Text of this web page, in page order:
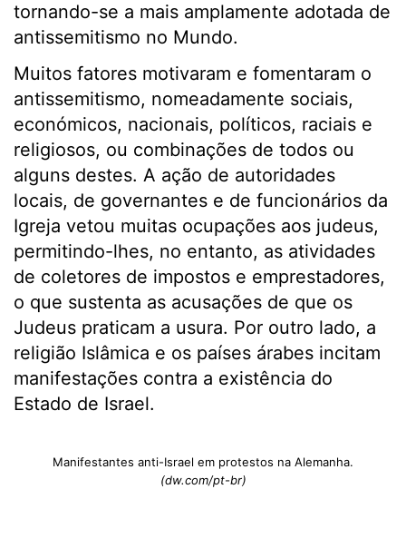
tornando-se a mais amplamente adotada de
antissemitismo no Mundo.
Muitos fatores motivaram e fomentaram o
antissemitismo, nomeadamente sociais,
económicos, nacionais, políticos, raciais e
religiosos, ou combinações de todos ou
alguns destes. A ação de autoridades
locais, de governantes e de funcionários da
Igreja vetou muitas ocupações aos judeus,
permitindo-lhes, no entanto, as atividades
de coletores de impostos e emprestadores,
o que sustenta as acusações de que os
Judeus praticam a usura. Por outro lado, a
religião Islâmica e os países árabes incitam
manifestações contra a existência do
Estado de Israel.
Manifestantes anti-Israel em protestos na Alemanha.
(dw.com/pt-br)